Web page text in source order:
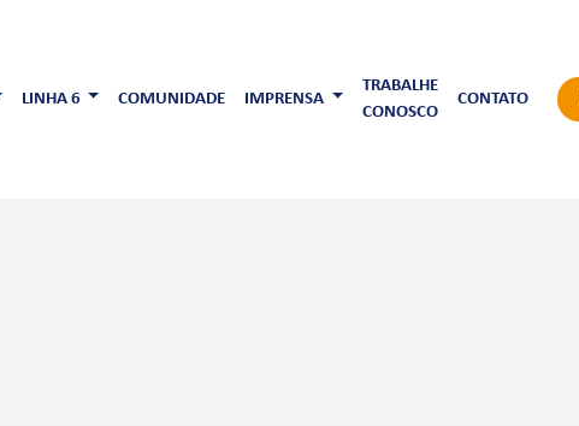
LINHA 6 COMUNIDADE IMPRENSA
TRABALHE
CONOSCO
CONTATO